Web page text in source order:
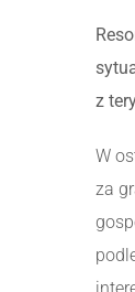
z
W
za